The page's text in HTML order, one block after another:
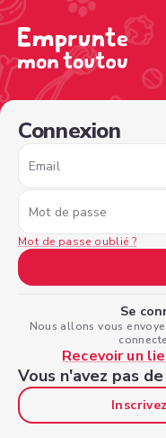
Connexion
Email
Mot de passe
Mot de passe oublié ?
Se
Nous allons vous
Recevoir un
Vous n'avez pas
/sign-